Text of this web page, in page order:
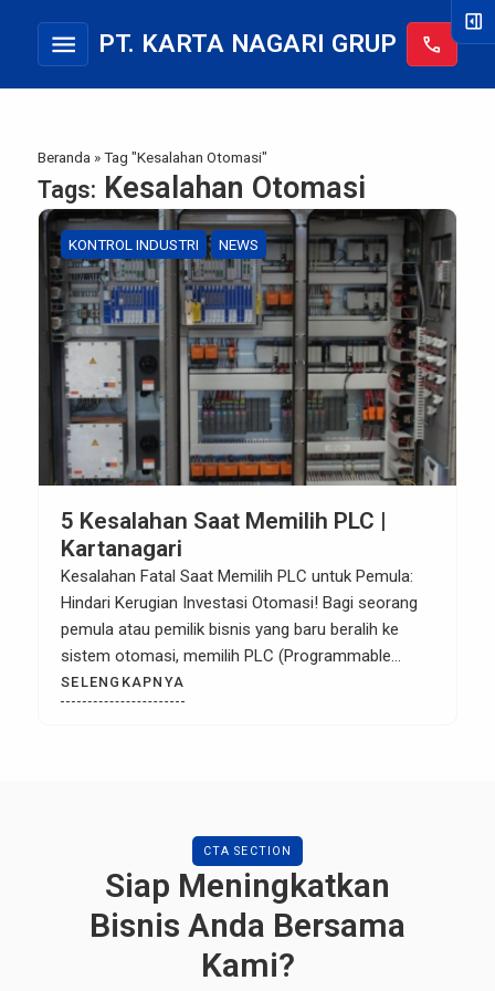
menu PT. KARTA NAGARI GRUP call
Beranda »Tag "Kesalahan Otomasi"
Tags: Kesalahan Otomasi
KONTROL INDUSTRI NEWS
5 Kesalahan Saat Memilih PLC |
Kartanagari
Kesalahan Fatal Saat Memilih PLC untuk Pemula:
Hindari Kerugian Investasi Otomasi! Bagi seorang
pemula atau pemilik bisnis yang baru beralih ke
sistem otomasi, memilih PLC (Programmable
Logic Controller) bisa menjadi tugas yang
membingungkan. Banyaknya brand di pasaran
SELENGKAPNYA
right_panel_open
CTA SECTION
Siap Meningkatkan
Bisnis Anda Bersama
Kami?